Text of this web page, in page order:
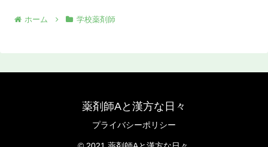
ホーム 学校薬剤師
薬剤師Aと漢方な日々
プライバシーポリシー